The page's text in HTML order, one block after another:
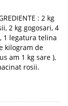
: 2 kg
2 kg gogosari, 4
1 legatura telina
kilogram de
am 1 kg sare ),
rosii.